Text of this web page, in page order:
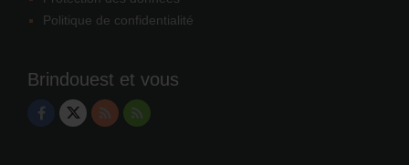
Politique de confidentialité
Brindouest et vous